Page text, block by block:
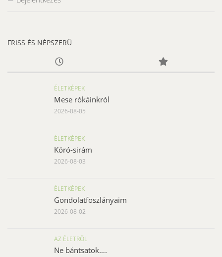
FRISS ÉS NÉPSZERŰ
ÉLETKÉPEK
Mese rókáinkról
2026-08-05
ÉLETKÉPEK
Kóró-sirám
2026-08-03
ÉLETKÉPEK
Gondolatfoszlányaim
2026-08-02
AZ ÉLETRŐL
Ne bántsatok….